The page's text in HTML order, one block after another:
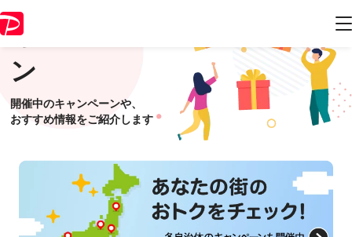
キャンペー
ン
開催中のキャンペーンや、
おすすめ情報をご紹介します